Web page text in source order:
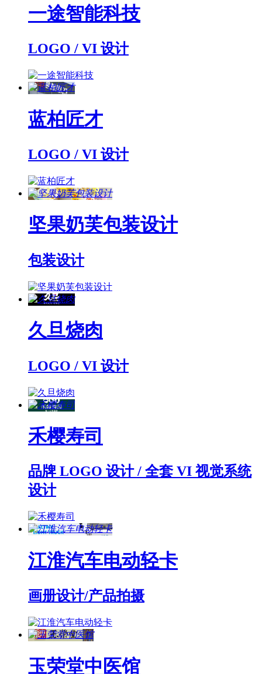
一途智能科技
LOGO / VI 设计
蓝柏匠才
LOGO / VI 设计
坚果奶芙包装设计
包装设计
久旦烧肉
LOGO / VI 设计
禾樱寿司
品牌 LOGO 设计 / 全套 VI 视觉系统
设计
江淮汽车电动轻卡
画册设计/产品拍摄
玉荣堂中医馆